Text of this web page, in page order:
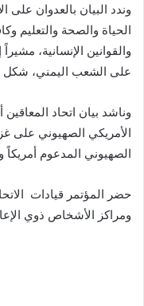
وندد البيان بالعدوان
الحياة والصحة والتعليم
والقوانين الإنسانية،
على الشعب اليمني، شكل
وناشد بيان اتحاد المعاقين
الأمريكي الصهيوني على
الصهيوني المدعوم أمريكاً
حضر المؤتمر قيادات
ومراكز الأشخاص ذوي